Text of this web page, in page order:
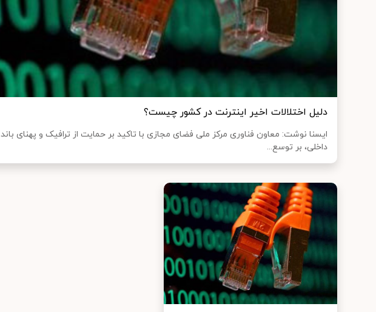
دلیل اختلالات اخیر اینترنت در کشور چیست؟
ایسنا نوشت: معاون فناوری مرکز ملی فضای مجازی با تاکید بر حمایت از ترافیک و پهنای باند
داخلی، بر توسع...